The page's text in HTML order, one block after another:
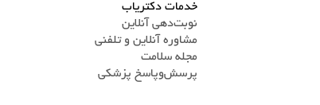
خدمات دکتریاب
نوبت‌دهی آنلاین
مشاوره آنلاین و تلفنی
مجله سلامت
پرسش‌و‌پاسخ پزشکی